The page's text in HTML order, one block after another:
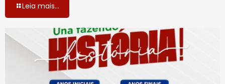
Leia mais...